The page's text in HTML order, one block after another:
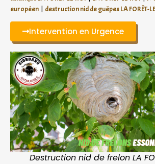
européen | destruction nid de guêpes LA FORÊT-
Intervention en Urgence
Destruction nid de frelon LA